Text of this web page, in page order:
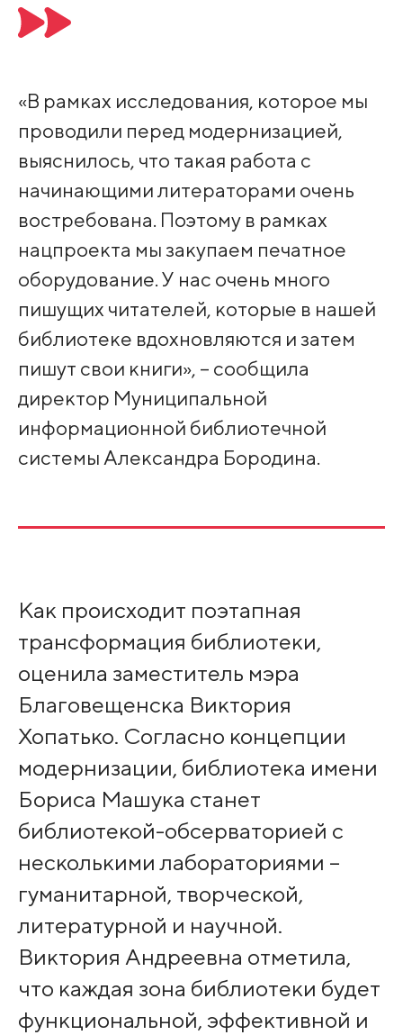
«В рамках исследования, которое мы
проводили перед модернизацией,
выяснилось, что такая работа с
начинающими литераторами очень
востребована. Поэтому в рамках
нацпроекта мы закупаем печатное
оборудование. У нас очень много
пишущих читателей, которые в нашей
библиотеке вдохновляются и затем
пишут свои книги», – сообщила
директор Муниципальной
информационной библиотечной
системы Александра Бородина.
Как происходит поэтапная
трансформация библиотеки,
оценила заместитель мэра
Благовещенска Виктория
Хопатько. Согласно концепции
модернизации, библиотека имени
Бориса Машука станет
библиотекой-обсерваторией с
несколькими лабораториями –
гуманитарной, творческой,
литературной и научной.
Виктория Андреевна отметила,
что каждая зона библиотеки будет
функциональной, эффективной и